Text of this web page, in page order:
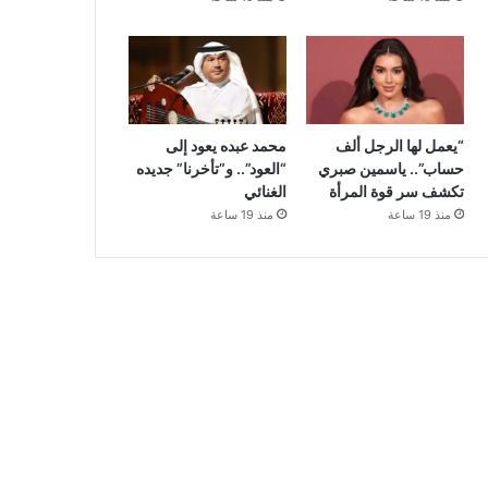
“يعمل لها الرجل ألف
حساب”.. ياسمين صبري
تكشف سر قوة المرأة
منذ 19 ساعة
محمد عبده يعود إلى
“العود”.. و”تأخرنا” جديده
الغنائي
منذ 19 ساعة